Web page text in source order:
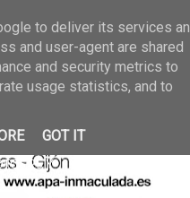
DE FOTOS
2026
GALERIA
20 may
28 abr
25 Y
to deliver its services
and user-agent are shared
and security metrics to
usage statistics, and to
GOT IT